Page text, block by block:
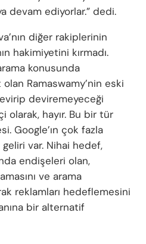
devam ediyorlar.” dedi.
diğer rakiplerinin
hakimiyetini kırmadı.
konusunda
Ramaswamy’nin eski
deviremeyeceği
olarak, hayır. Bu bir tür
Google’ın çok fazla
geliri var. Nihai hedef,
endişeleri olan,
ve arama
reklamları hedeflemesini
bir alternatif